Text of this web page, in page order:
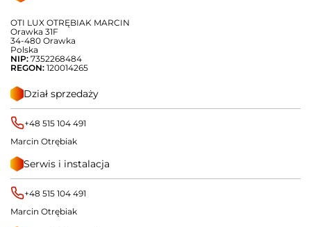
OTI LUX OTRĘBIAK MARCIN
Orawka 31F
34-480 Orawka
Polska
NIP: 7352268484
REGON: 120014265
Dział sprzedaży
+48 515 104 491
Marcin Otrębiak
Serwis i instalacja
+48 515 104 491
Marcin Otrębiak